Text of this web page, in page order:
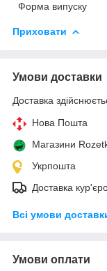
Форма випуску
Приховати
Умови доставки
Доставка
Нова Пошта
Магазини
Укрпошта
Доставка
Всі умови
Умови оплати